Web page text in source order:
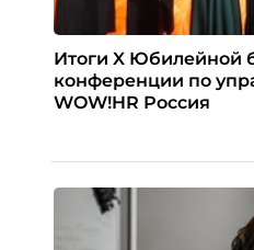
Итоги X Юбилейной
конференции по
WOW!HR Россия